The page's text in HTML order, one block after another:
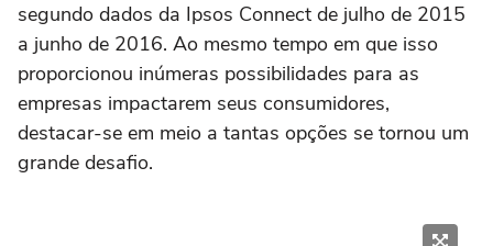
segundo dados da Ipsos Connect de julho de 2015
a junho de 2016. Ao mesmo tempo em que isso
proporcionou inúmeras possibilidades para as
empresas impactarem seus consumidores,
destacar-se em meio a tantas opções se tornou um
grande desafio.